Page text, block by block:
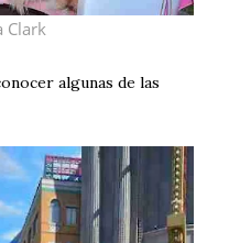
Clark
algunas de las